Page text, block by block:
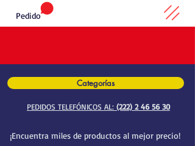
Categorías
PEDIDOS TELEFÓNICOS AL: (222) 2 46 56 30
¡Encuentra miles de productos al mejor precio!
Pedido